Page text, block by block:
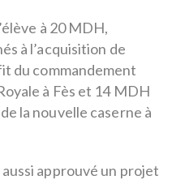
à 20 MDH,
à l’acquisition de
du commandement
à Fès et 14 MDH
la nouvelle caserne à
approuvé un projet